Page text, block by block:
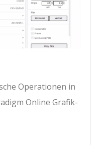
Operationen in
Online Grafik-